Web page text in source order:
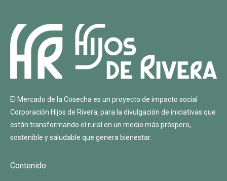
El Mercado de la Cosecha es un proyecto de impacto social
Corporación Hijos de Rivera, para la divulgación de iniciativas que
están transformando el rural en un medio más próspero,
sostenible y saludable que genera bienestar.
Contenido